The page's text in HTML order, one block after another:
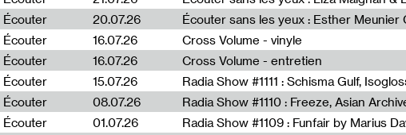
Écouter
20.07.26 Écouter sans les yeux : Esther Meunier
Écouter
16.07.26 Cross Volume - vinyle
Écouter
16.07.26 Cross Volume - entretien
Écouter
15.07.26
Écouter
08.07.26
Écouter
01.07.26 Radia Show #1109 : Funfair by Marius